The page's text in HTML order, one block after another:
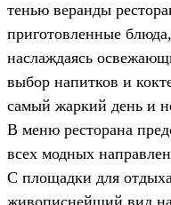
тенью веранды
приготовленные
наслаждаясь
выбор напитков и
самый жаркий день и
В меню ресторана
всех модных
С площадки для